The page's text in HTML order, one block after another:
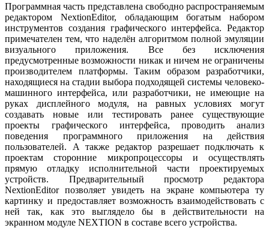
Программная часть представлена свободно распространяемым
редактором NextionEditor, обладающим богатым набором
инструментов создания графического интерфейса. Редактор
примечателен тем, что наделён алгоритмом полной эмуляции
визуального приложения. Все без исключения
предусмотренные возможности никак и ничем не ограничены
производителем платформы. Таким образом разработчики,
находящиеся на стадии выбора подходящей системы человеко-
машинного интерфейса, или разработчики, не имеющие на
руках дисплейного модуля, на равных условиях могут
создавать новые или тестировать ранее существующие
проекты графического интерфейса, проводить анализ
поведения программного приложения на действия
пользователей. А также редактор разрешает подключать к
проектам сторонние микропроцессоры и осуществлять
прямую отладку исполнительной части проектируемых
устройств. Предварительный просмотр редактора
NextionEditor позволяет увидеть на экране компьютера ту
картинку и предоставляет возможность взаимодействовать с
ней так, как это выглядело бы в действительности на
экранном модуле NEXTION в составе всего устройства.